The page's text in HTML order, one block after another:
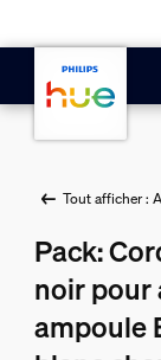
Tout afficher :
Pack:
noir pour
ampoule